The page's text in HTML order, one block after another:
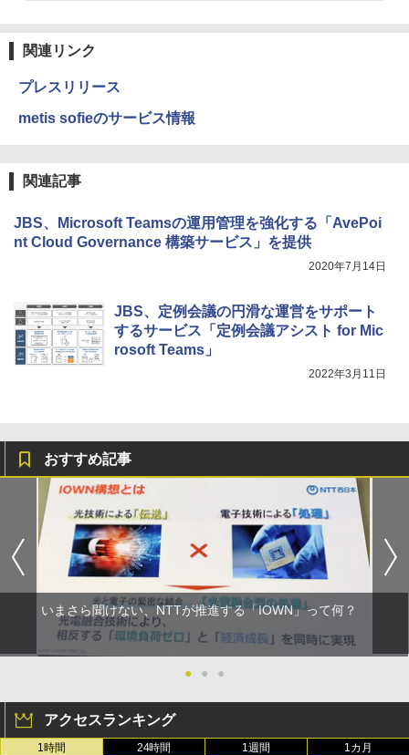
関連リンク
プレスリリース
metis sofieのサービス情報
関連記事
JBS、Microsoft Teamsの運用管理を強化する「AvePoi
nt Cloud Governance 構築サービス」を提供
2020年7月14日
JBS、定例会議の円滑な運営をサポート
するサービス「定例会議アシスト for Mic
rosoft Teams」
2022年3月11日
おすすめ記事
いまさら聞けない、NTTが推進する「IOWN」って何？
● ● ●
アクセスランキング
1時間 24時間 1週間 1カ月